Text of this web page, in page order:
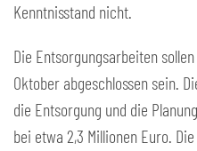
Kenntnisstand nicht.
Die Entsorgungsarbeiten
Oktober abgeschlossen sein.
die Entsorgung und die
bei etwa 2,3 Millionen Euro.